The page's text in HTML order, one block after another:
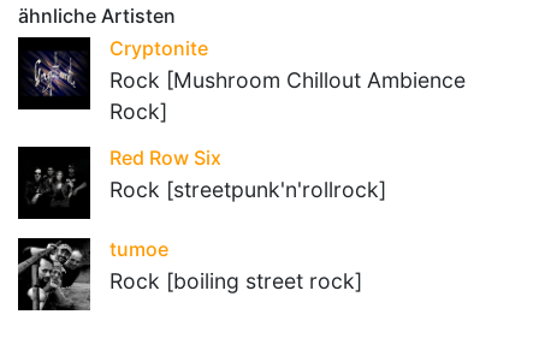
ähnliche Artisten
Cryptonite
Rock [Mushroom Chillout Ambience
Rock]
Red Row Six
Rock [streetpunk'n'rollrock]
tumoe
Rock [boiling street rock]